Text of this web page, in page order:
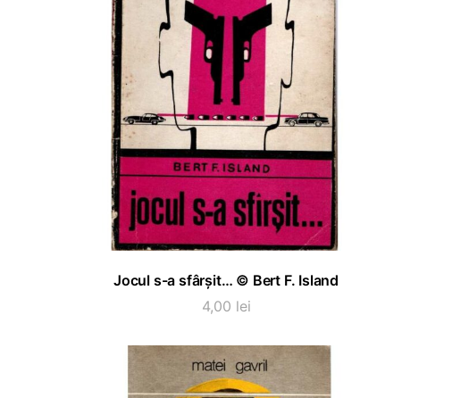
ADAUGĂ ÎN COȘ
Jocul s-a sfârșit… © Bert F. Island
4,00 lei